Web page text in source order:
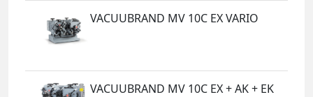
VACUUBRAND MV 10C EX VARIO
VACUUBRAND MV 10C EX + AK + EK